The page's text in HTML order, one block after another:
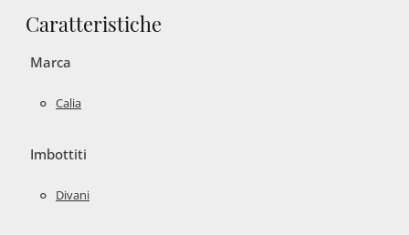
Caratteristiche
Marca
Calia
Imbottiti
Divani